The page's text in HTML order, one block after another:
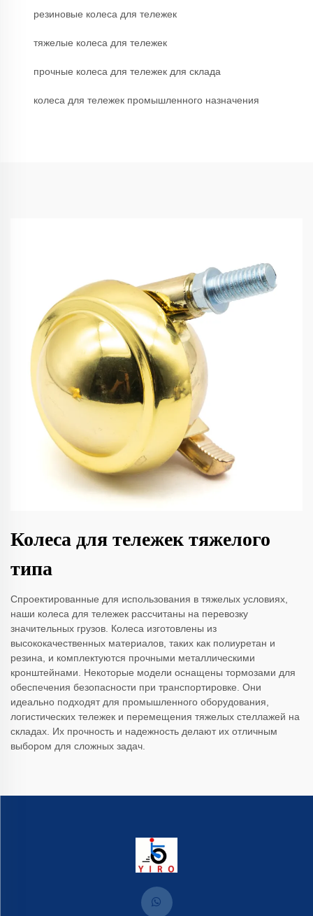
резиновые колеса для тележек
тяжелые колеса для тележек
прочные колеса для тележек для склада
колеса для тележек промышленного назначения
Колеса для тележек тяжелого
типа
Спроектированные для использования в тяжелых условиях,
наши колеса для тележек рассчитаны на перевозку
значительных грузов. Колеса изготовлены из
высококачественных материалов, таких как полиуретан и
резина, и комплектуются прочными металлическими
кронштейнами. Некоторые модели оснащены тормозами для
обеспечения безопасности при транспортировке. Они
идеально подходят для промышленного оборудования,
логистических тележек и перемещения тяжелых стеллажей на
складах. Их прочность и надежность делают их отличным
выбором для сложных задач.